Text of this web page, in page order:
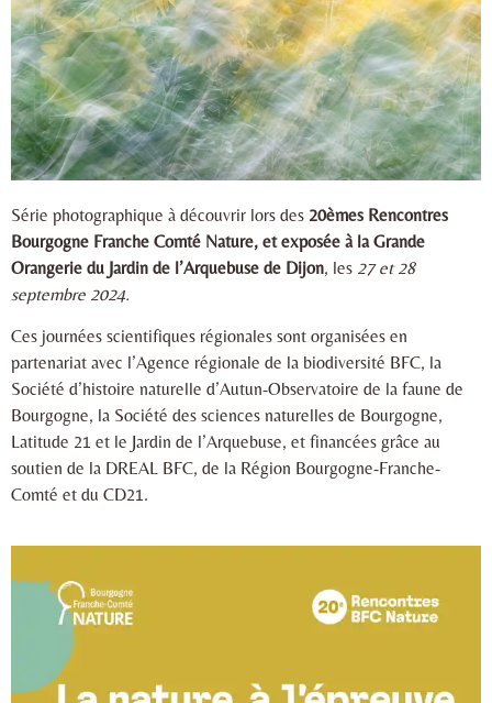
Série photographique à découvrir lors des 20èmes Rencontres
Bourgogne Franche Comté Nature, et exposée à la Grande
Orangerie du Jardin de l’Arquebuse de Dijon, les 27 et 28
septembre 2024.
Ces journées scientifiques régionales sont organisées en
partenariat avec l’Agence régionale de la biodiversité BFC, la
Société d’histoire naturelle d’Autun-Observatoire de la faune de
Bourgogne, la Société des sciences naturelles de Bourgogne,
Latitude 21 et le Jardin de l’Arquebuse, et financées grâce au
soutien de la DREAL BFC, de la Région Bourgogne-Franche-
Comté et du CD21.